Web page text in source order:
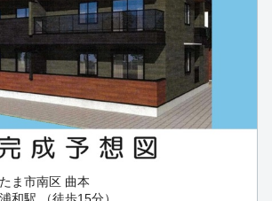
ま市南区 曲本
和駅 （徒歩15分）